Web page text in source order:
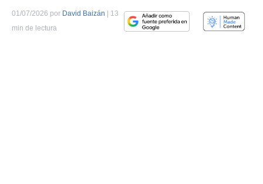
01/07/2026 por David Baizán | 13
min de lectura